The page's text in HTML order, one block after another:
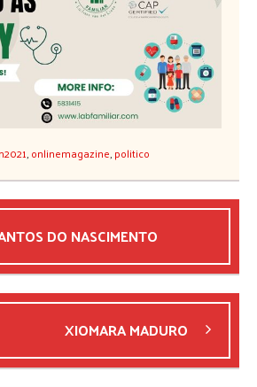
,onlinemagazine,politico
DO NASCIMENTO
XIOMARA MADURO